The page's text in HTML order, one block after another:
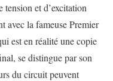
et d’excitation
avec la fameuse Premier
est en réalité une copie
se distingue par son
du circuit peuvent